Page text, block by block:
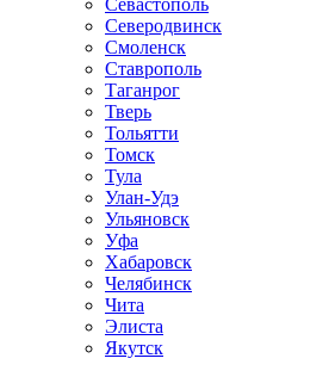
Севастополь
Северодвинск
Смоленск
Ставрополь
Таганрог
Тверь
Тольятти
Томск
Тула
Улан-Удэ
Ульяновск
Уфа
Хабаровск
Челябинск
Чита
Элиста
Якутск